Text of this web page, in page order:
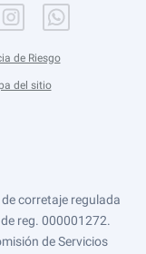
de Riesgo
del sitio
corretaje regulada
reg. 000001272.
de Servicios